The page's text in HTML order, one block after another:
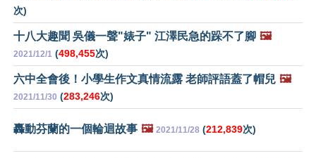
次)
十八大趣聞 吳儀一聲"婊子" 江澤民急的跺不了腳 🖼️
2021/12/1 (498,455次)
六中全會後！小學生作文真情流露 老師評語蓋了帽兒 🖼️
2021/11/30 (283,246次)
轟動芬蘭的一個輪迴故事 🖼️ 2021/11/28 (212,839次)